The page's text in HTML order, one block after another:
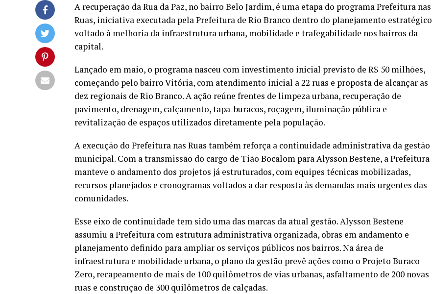
A recuperação da Rua da Paz, no bairro Belo Jardim, é uma etapa do programa Prefeitura nas
Ruas, iniciativa executada pela Prefeitura de Rio Branco dentro do planejamento estratégico
voltado à melhoria da infraestrutura urbana, mobilidade e trafegabilidade nos bairros da
capital.
Lançado em maio, o programa nasceu com investimento inicial previsto de R$ 50 milhões,
começando pelo bairro Vitória, com atendimento inicial a 22 ruas e proposta de alcançar as
dez regionais de Rio Branco. A ação reúne frentes de limpeza urbana, recuperação de
pavimento, drenagem, calçamento, tapa-buracos, roçagem, iluminação pública e
revitalização de espaços utilizados diretamente pela população.
A execução do Prefeitura nas Ruas também reforça a continuidade administrativa da gestão
municipal. Com a transmissão do cargo de Tião Bocalom para Alysson Bestene, a Prefeitura
manteve o andamento dos projetos já estruturados, com equipes técnicas mobilizadas,
recursos planejados e cronogramas voltados a dar resposta às demandas mais urgentes das
comunidades.
Esse eixo de continuidade tem sido uma das marcas da atual gestão. Alysson Bestene
assumiu a Prefeitura com estrutura administrativa organizada, obras em andamento e
planejamento definido para ampliar os serviços públicos nos bairros. Na área de
infraestrutura e mobilidade urbana, o plano da gestão prevê ações como o Projeto Buraco
Zero, recapeamento de mais de 100 quilômetros de vias urbanas, asfaltamento de 200 novas
ruas e construção de 300 quilômetros de calçadas.